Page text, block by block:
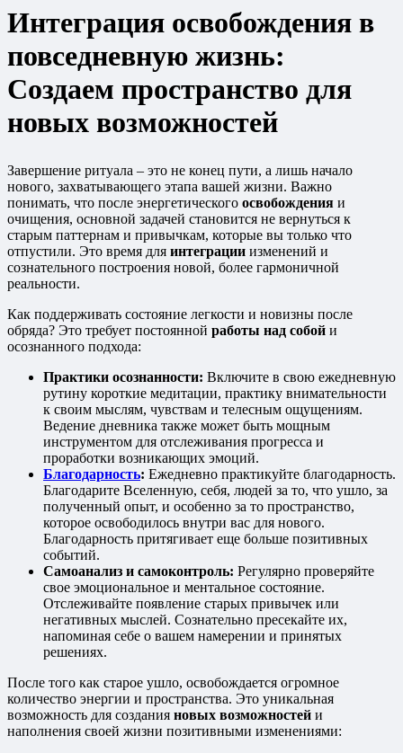
Интеграция освобождения в
повседневную жизнь:
Создаем пространство для
новых возможностей
Завершение ритуала – это не конец пути, а лишь начало
нового, захватывающего этапа вашей жизни. Важно
понимать, что после энергетического освобождения и
очищения, основной задачей становится не вернуться к
старым паттернам и привычкам, которые вы только что
отпустили. Это время для интеграции изменений и
сознательного построения новой, более гармоничной
реальности.
Как поддерживать состояние легкости и новизны после
обряда? Это требует постоянной работы над собой и
осознанного подхода:
Практики осознанности: Включите в свою ежедневную
рутину короткие медитации, практику внимательности
к своим мыслям, чувствам и телесным ощущениям.
Ведение дневника также может быть мощным
инструментом для отслеживания прогресса и
проработки возникающих эмоций.
Благодарность: Ежедневно практикуйте благодарность.
Благодарите Вселенную, себя, людей за то, что ушло, за
полученный опыт, и особенно за то пространство,
которое освободилось внутри вас для нового.
Благодарность притягивает еще больше позитивных
событий.
Самоанализ и самоконтроль: Регулярно проверяйте
свое эмоциональное и ментальное состояние.
Отслеживайте появление старых привычек или
негативных мыслей. Сознательно пресекайте их,
напоминая себе о вашем намерении и принятых
решениях.
После того как старое ушло, освобождается огромное
количество энергии и пространства. Это уникальная
возможность для создания новых возможностей и
наполнения своей жизни позитивными изменениями: